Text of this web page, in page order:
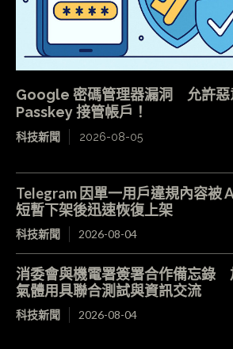
Google 密碼管理器漏洞 允許惡
Passkey 接管帳戶！
科技新聞 2026-08-05
Telegram 因單一用戶違規內容被
短暫下架後迅速恢復上架
科技新聞 2026-08-04
消委會與機電署簽署合作備忘錄
氣體用具聯合測試與資訊交流
科技新聞 2026-08-04